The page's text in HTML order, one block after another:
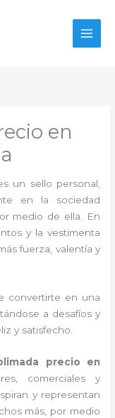
en
un sello personal,
en la sociedad
medio de ella. En
y la vestimenta
fuerza, valentía y
convertirte en una
a desafíos y
y satisfecho.
precio en
comerciales y
y representan
más, por medio